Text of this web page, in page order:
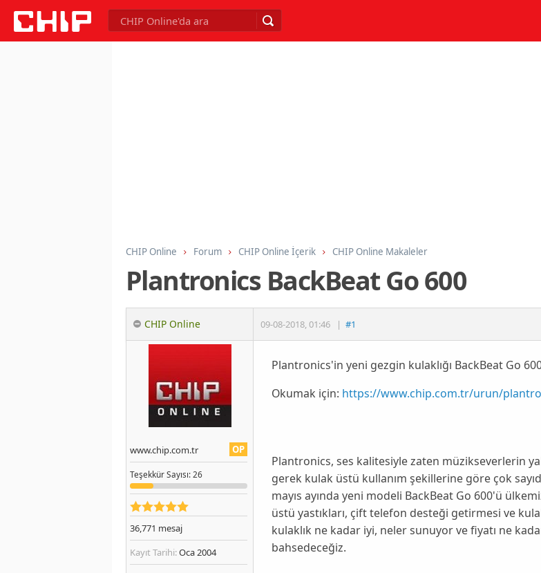
CHIP Online Forum CHIP Online İçerik CHIP Online Makaleler
Plantronics BackBeat Go 600
CHIP Online 09-08-2018,01:46 | #1
OP
www.chip.com.tr
TeşekkürSayısı: 26
36,771 mesaj
Kayıt Tarihi:Oca 2004
Plantronics'in yeni gezgin kulaklığı BackBeat Go
Okumak için: https://www.chip.com.tr/urun/
Plantronics, ses kalitesiyle zaten müzikseverlerin
gerek kulak üstü kullanım şekillerine göre çok
mayıs ayında yeni modeli BackBeat Go 600'ü
üstü yastıkları, çift telefon desteği getirmesi ve
kulaklık ne kadar iyi, neler sunuyor ve fiyatı ne
bahsedeceğiz.